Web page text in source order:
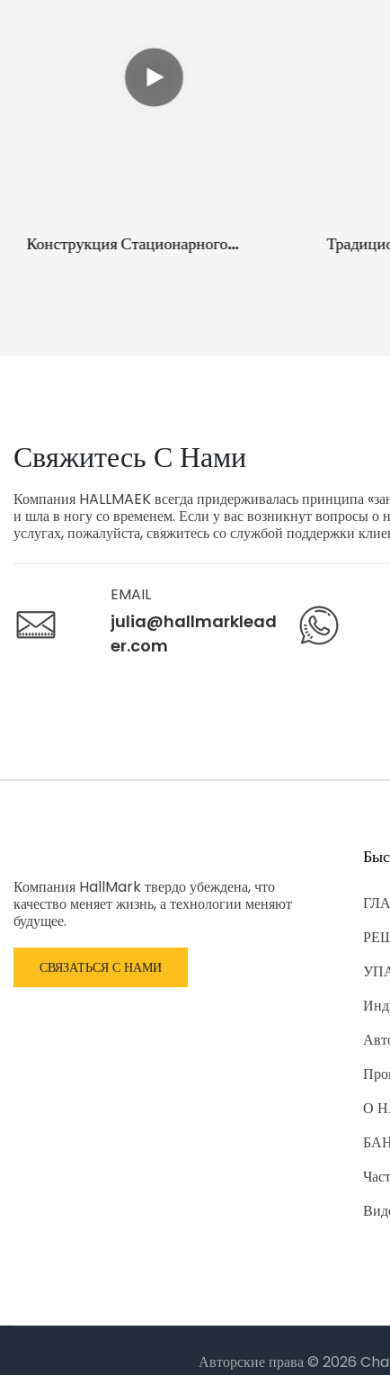
Конструкция Стационарного
Свяжитесь С Нами
Компания HALLMAEK всегда придерживалась принципа
и шла в ногу со временем. Если у вас возникнут вопросы о
услугах, пожалуйста, свяжитесь со службой поддержки
EMAIL
julia@hallmarklead
er.com
Компания HallMark твердо убеждена, что
качество меняет жизнь, а технологии меняют
будущее.
СВЯЗАТЬСЯ С НАМИ
О
Авторские права © 2026